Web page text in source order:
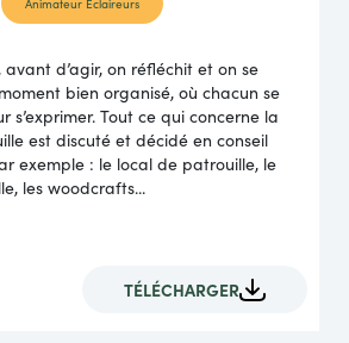
Animateur Eclaireurs
avant d’agir, on réfléchit et on se
bien organisé, où chacun se
s’exprimer. Tout ce qui concerne la
est discuté et décidé en conseil
exemple : le local de patrouille, le
les woodcrafts...
TÉLÉCHARGER